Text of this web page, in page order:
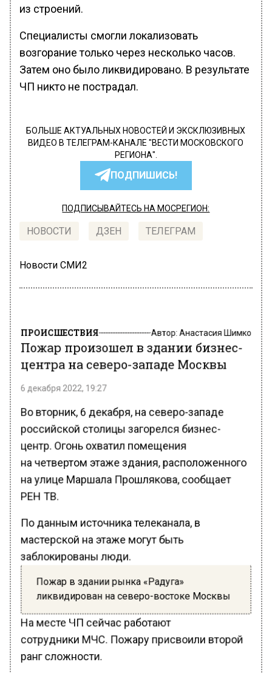
из строений.
Специалисты смогли локализовать
возгорание только через несколько часов.
Затем оно было ликвидировано. В результате
ЧП никто не пострадал.
БОЛЬШЕ АКТУАЛЬНЫХ НОВОСТЕЙ И ЭКСКЛЮЗИВНЫХ
ВИДЕО В ТЕЛЕГРАМ-КАНАЛЕ "ВЕСТИ МОСКОВСКОГО
РЕГИОНА".
ПОДПИШИСЬ!
ПОДПИСЫВАЙТЕСЬ НА МОСРЕГИОН:
НОВОСТИ ДЗЕН ТЕЛЕГРАМ
Новости СМИ2
ПРОИСШЕСТВИЯ Автор: Анастасия Шимко
Пожар произошел в здании бизнес-
центра на северо-западе Москвы
6 декабря 2022, 19:27
Во вторник, 6 декабря, на северо-западе
российской столицы загорелся бизнес-
центр. Огонь охватил помещения
на четвертом этаже здания, расположенного
на улице Маршала Прошлякова, сообщает
РЕН ТВ.
По данным источника телеканала, в
мастерской на этаже могут быть
заблокированы люди.
Пожар в здании рынка «Радуга»
ликвидирован на северо-востоке Москвы
На месте ЧП сейчас работают
сотрудники МЧС. Пожару присвоили второй
ранг сложности.